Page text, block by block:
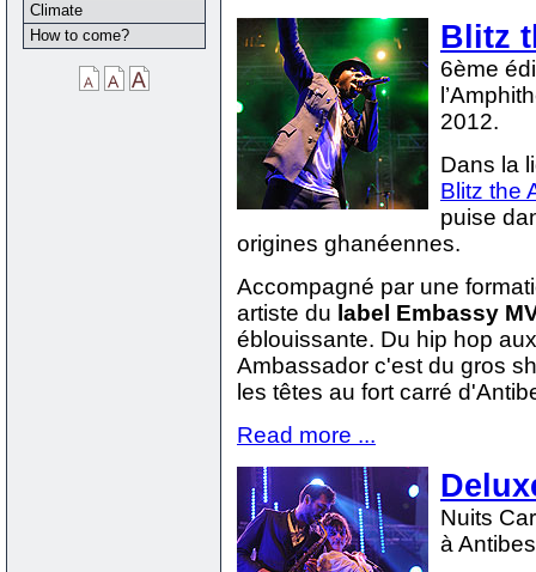
Blitz
6ème
2012.
Dans la
Blitz the
puise
origines ghanéennes.
Accompagné par une
artiste du label Embassy
éblouissante. Du hip hop
Ambassador c'est du gros
les têtes au fort carré
Read more ...
Nuits
à
Climate
How to come?